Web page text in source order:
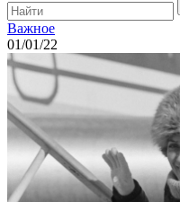
Важное
01/01/22